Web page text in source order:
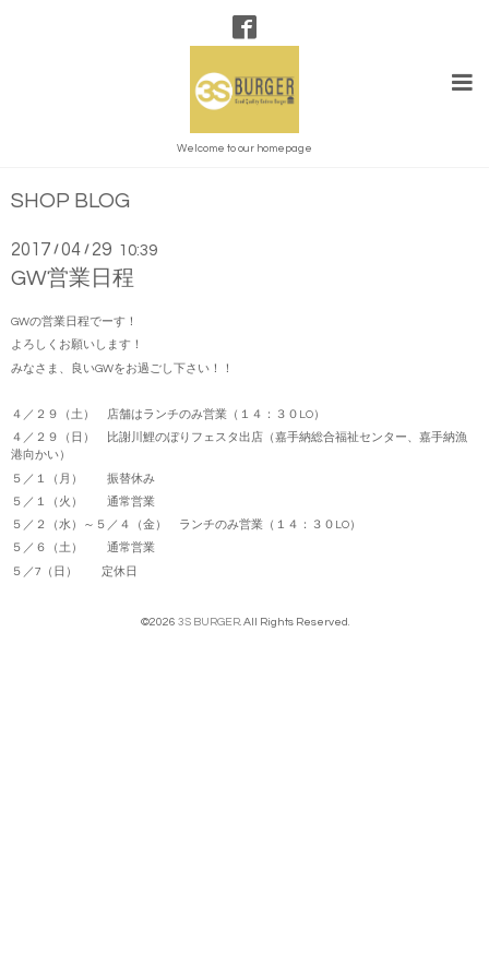
Welcome to our homepage
SHOP BLOG
2017 /04 / 29 10:39
GW営業日程
GWの営業日程でーす！
よろしくお願いします！
みなさま、良いGWをお過ごし下さい！！
４／２９（土） 店舗はランチのみ営業（１４：３０LO）
４／２９（日） 比謝川鯉のぼりフェスタ出店（嘉手納総合福祉センター、嘉手納漁
港向かい）
５／１（月） 振替休み
５／１（火） 通常営業
５／２（水）～５／４（金） ランチのみ営業（１４：３０LO）
５／６（土） 通常営業
５／7（日） 定休日
©2026 3S BURGER. All Rights Reserved.